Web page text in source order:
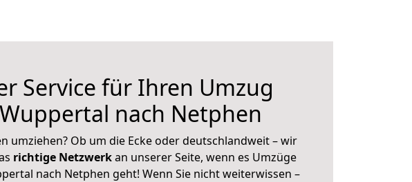
Service für Ihren Umzug
nach Netphen
umziehen? Ob um die Ecke oder deutschlandweit – wir
richtige Netzwerkan unserer Seite, wenn es Umzüge
nach Netphen geht! Wenn Sie nicht weiterwissen –